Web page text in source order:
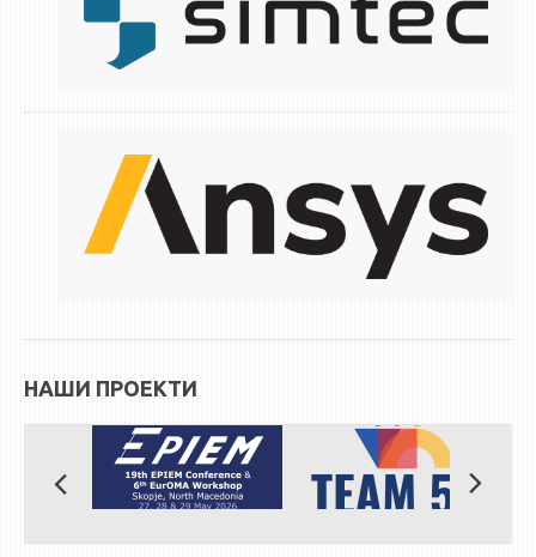
ЕКВИВАЛЕНЦИИ ОД СТАРИ СТУДИСКИ ПРОГРАМИ
СТУДЕНТСКА СЛУЖБА
БИБЛИОТЕКА
ДА ВИНЧИ МАГАЗИН
ПРАКСИ
НАШИ ПРОЕКТИ